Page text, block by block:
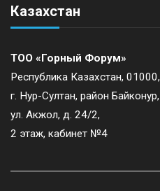
Казахстан
ТОО «Горный Форум»
Республика Казахстан, 01000,
г. Нур-Султан, район Байконур,
ул. Акжол, д. 24/2,
2 этаж, кабинет №4